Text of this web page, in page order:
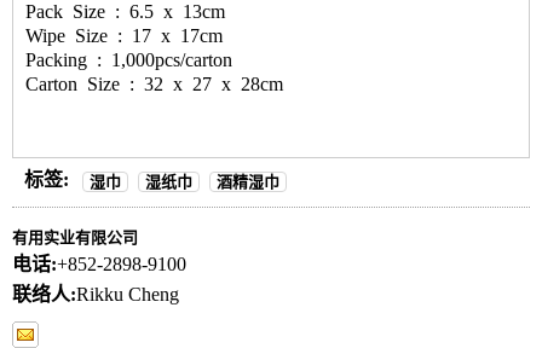
Pack Size : 6.5 x 13cm
Wipe Size : 17 x 17cm
Packing : 1,000pcs/carton
Carton Size : 32 x 27 x 28cm
标签: 湿巾 湿纸巾 酒精湿巾
有用实业有限公司
电话:+852-2898-9100
联络人:Rikku Cheng